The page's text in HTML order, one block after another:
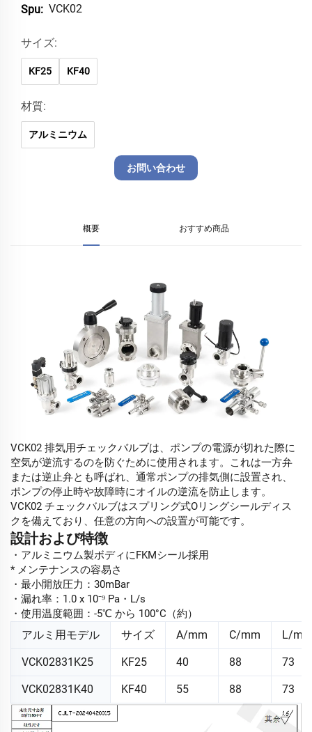
Spu: VCK02
サイズ:
KF25 KF40
材質:
アルミニウム
お問い合わせ
概要 おすすめ商品
VCK02 排気用チェックバルブは、ポンプの電源が切れた際に
空気が逆流するのを防ぐために使用されます。これは一方弁
または逆止弁とも呼ばれ、通常ポンプの排気側に設置され、
ポンプの停止時や故障時にオイルの逆流を防止します。
VCK02 チェックバルブはスプリング式Oリングシールディス
クを備えており、任意の方向への設置が可能です。
設計および特徴
・アルミニウム製ボディにFKMシール採用
* メンテナンスの容易さ
・最小開放圧力：30mBar
・漏れ率：1.0 x 10⁻⁹ Pa・L/s
・使用温度範囲：-5℃ から 100°C（約）
アルミ用モデル サイズ A/mm C/mm L/mm
VCK02831K25 KF25 40 88 73
VCK02831K40 KF40 55 88 73